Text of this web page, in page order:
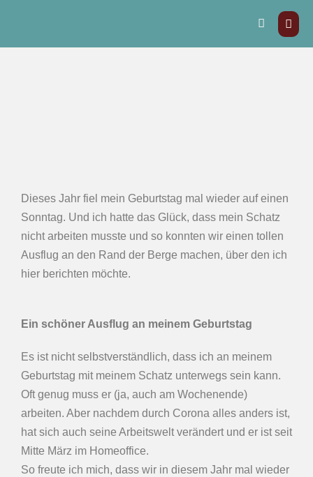
Dieses Jahr fiel mein Geburtstag mal wieder auf einen
Sonntag. Und ich hatte das Glück, dass mein Schatz
nicht arbeiten musste und so konnten wir einen tollen
Ausflug an den Rand der Berge machen, über den ich
hier berichten möchte.
Ein schöner Ausflug an meinem Geburtstag
Es ist nicht selbstverständlich, dass ich an meinem
Geburtstag mit meinem Schatz unterwegs sein kann.
Oft genug muss er (ja, auch am Wochenende)
arbeiten. Aber nachdem durch Corona alles anders ist,
hat sich auch seine Arbeitswelt verändert und er ist seit
Mitte März im Homeoffice.
So freute ich mich, dass wir in diesem Jahr mal wieder